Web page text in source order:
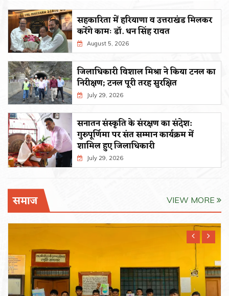
सहकारिता में हरियाणा व उत्तराखंड मिलकर
करेंगे कामः डाॅ. धन सिंह रावत
August 5, 2026
जिलाधिकारी विशाल मिश्रा ने किया टनल का
निरीक्षण; टनल पूरी तरह सुरक्षित
July 29, 2026
सनातन संस्कृति के संरक्षण का संदेश:
गुरुपूर्णिमा पर संत सम्मान कार्यक्रम में
शामिल हुए जिलाधिकारी
July 29, 2026
समाज VIEW MORE